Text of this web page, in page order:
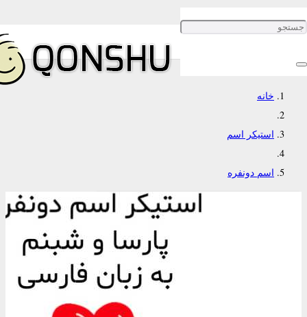
اسم دونفره
استیکرهای اسم دونفره
خانه
استیکر اسم
اسم دونفره